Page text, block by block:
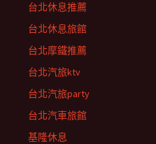
台北休息推薦
台北休息旅館
台北摩鐵推薦
台北汽旅ktv
台北汽旅party
台北汽車旅館
基隆休息